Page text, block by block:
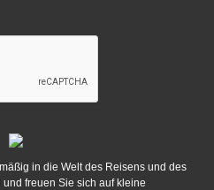
in die Welt des Reisens und des
freuen Sie sich auf kleine